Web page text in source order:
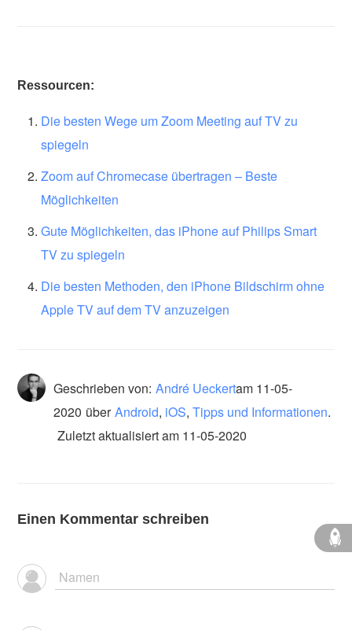
Ressourcen:
Die besten Wege um Zoom Meeting auf TV zu
spiegeln
Zoom auf Chromecase übertragen – Beste
Möglichkeiten
Gute Möglichkeiten, das iPhone auf Philips Smart
TV zu spiegeln
Die besten Methoden, den iPhone Bildschirm ohne
Apple TV auf dem TV anzuzeigen
Geschrieben von: André Ueckertam 11-05-
2020 über Android, iOS,Tipps und Informationen.
Zuletzt aktualisiert am 11-05-2020
Einen Kommentar schreiben